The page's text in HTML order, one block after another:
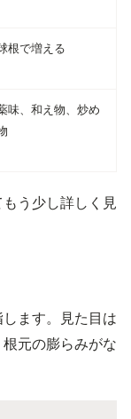
根で増える
味、和え物、炒め
う少し詳しく見
ます。見た目は
元の膨らみがな